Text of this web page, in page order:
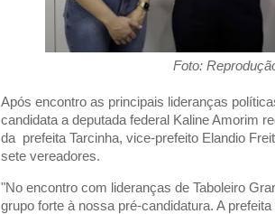
Foto:
Após encontro as principais lideranças
candidata a deputada federal Kaline Amorim
da prefeita Tarcinha, vice-prefeito Elandio
sete vereadores.
"No encontro com lideranças de Taboleiro
grupo forte à nossa pré-candidatura. A